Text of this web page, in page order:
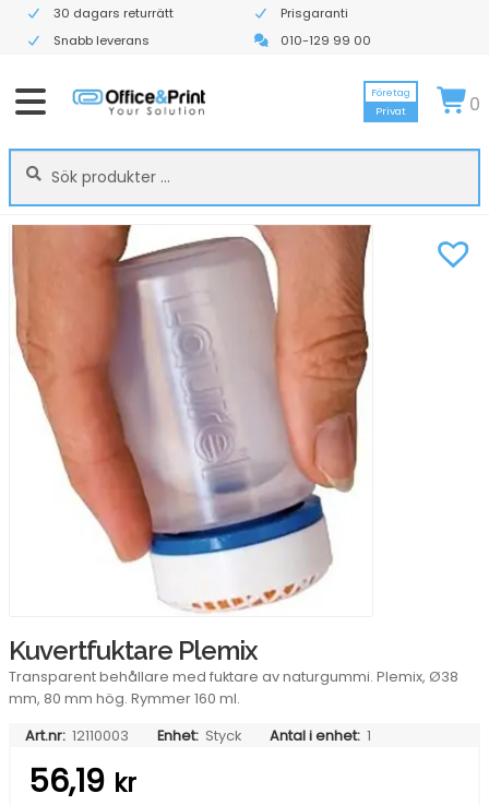
30 dagars returrätt
Prisgaranti
Snabb leverans
010-129 99 00
Sök
efter:
Sök
Företag
Privat
0
Kuvertfuktare Plemix
Transparent behållare med fuktare av naturgummi. Plemix, Ø38
mm, 80 mm hög. Rymmer 160 ml.
Art.nr: 12110003 Enhet: Styck Antal i enhet: 1
56,19 kr